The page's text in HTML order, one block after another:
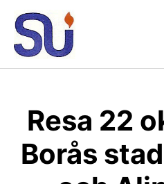
innehåll
Resa 22
Borås